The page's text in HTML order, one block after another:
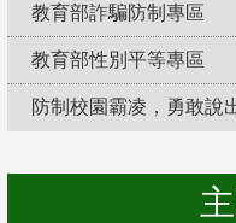
教育部詐騙防制專區
教育部性別平等專區
防制校園霸凌，勇敢說